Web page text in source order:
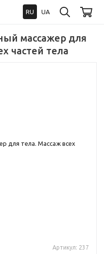
RU UA
массажер для
частей тела
Артикул: 237